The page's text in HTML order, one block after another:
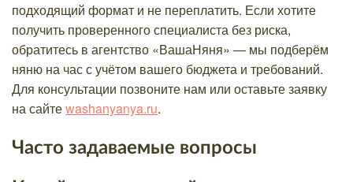
подходящий формат и не переплатить. Если хотите
получить проверенного специалиста без риска,
обратитесь в агентство «ВашаНяня» — мы подберём
няню на час с учётом вашего бюджета и требований.
Для консультации позвоните нам или оставьте заявку
на сайтеwashanyanya.ru.
Часто задаваемые вопросы